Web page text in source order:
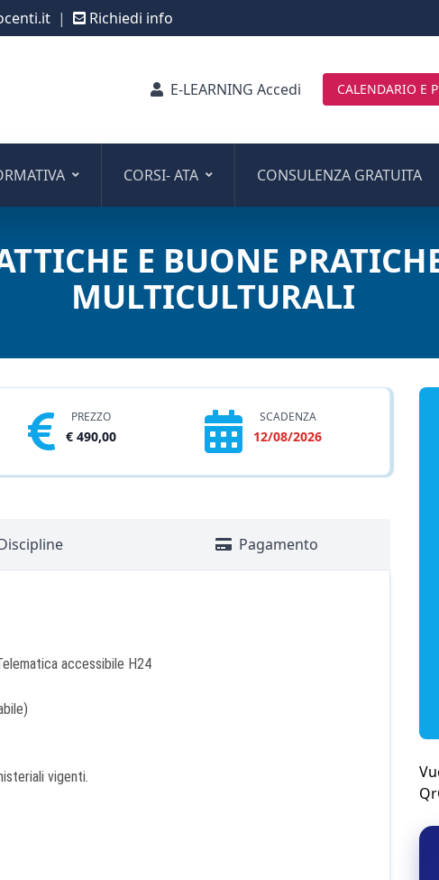
| Richiedi info
E-LEARNING Accedi CALENDARIO E
CORSI- ATA CONSULENZA GRATUITA
E BUONE
MULTICULTURALI
PREZZO
€ 490,00
SCADENZA
12/08/2026
Pagamento
accessibile H24
vigenti.